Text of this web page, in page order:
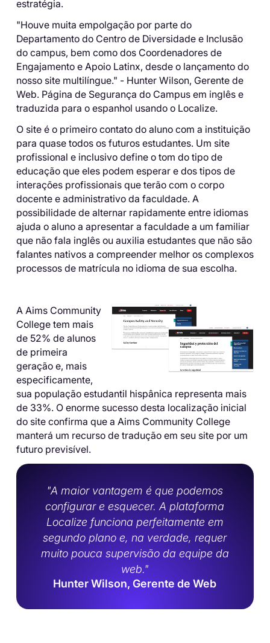
estratégia.
"Houve muita empolgação por parte do
Departamento do Centro de Diversidade e Inclusão
do campus, bem como dos Coordenadores de
Engajamento e Apoio Latinx, desde o lançamento do
nosso site multilíngue." - Hunter Wilson, Gerente de
Web. Página de Segurança do Campus em inglês e
traduzida para o espanhol usando o Localize.
O site é o primeiro contato do aluno com a instituição
para quase todos os futuros estudantes. Um site
profissional e inclusivo define o tom do tipo de
educação que eles podem esperar e dos tipos de
interações profissionais que terão com o corpo
docente e administrativo da faculdade. A
possibilidade de alternar rapidamente entre idiomas
ajuda o aluno a apresentar a faculdade a um familiar
que não fala inglês ou auxilia estudantes que não são
falantes nativos a compreender melhor os complexos
processos de matrícula no idioma de sua escolha.
A Aims Community
College tem mais
de 52% de alunos
de primeira
geração e, mais
especificamente,
sua população estudantil hispânica representa mais
de 33%. O enorme sucesso desta localização inicial
do site confirma que a Aims Community College
manterá um recurso de tradução em seu site por um
futuro previsível.
"A maior vantagem é que podemos
configurar e esquecer. A plataforma
Localize funciona perfeitamente em
segundo plano e, na verdade, requer
muito pouca supervisão da equipe da
web."
Hunter Wilson, Gerente de Web